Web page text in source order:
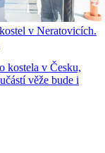
v Neratovicích.
kostela v Česku,
věže bude i